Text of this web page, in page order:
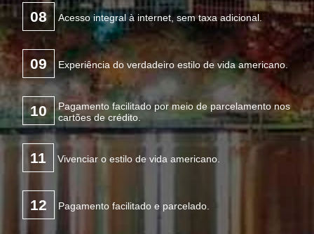
08 Acesso integral à internet, sem taxa adicional.
09 Experiência do verdadeiro estilo de vida americano.
10
Pagamento facilitado por meio de parcelamento nos
cartões de crédito.
11 Vivenciar o estilo de vida americano.
12 Pagamento facilitado e parcelado.